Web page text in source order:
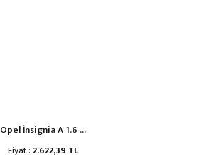
Opel İnsignia A 1.6 ...
Fiyat :2.622,39 TL